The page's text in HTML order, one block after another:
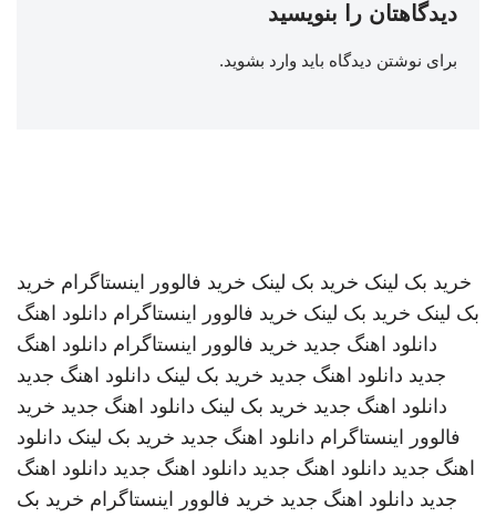
دیدگاهتان را بنویسید
برای نوشتن دیدگاه باید وارد بشوید.
خرید بک لینک خرید بک لینک خرید فالوور اینستاگرام خرید
بک لینک خرید بک لینک خرید فالوور اینستاگرام دانلود اهنگ
دانلود اهنگ جدید خرید فالوور اینستاگرام دانلود اهنگ
جدید دانلود اهنگ جدید خرید بک لینک دانلود اهنگ جدید
دانلود اهنگ جدید خرید بک لینک دانلود اهنگ جدید خرید
فالوور اینستاگرام دانلود اهنگ جدید خرید بک لینک دانلود
اهنگ جدید دانلود اهنگ جدید دانلود اهنگ جدید دانلود اهنگ
جدید دانلود اهنگ جدید خرید فالوور اینستاگرام خرید بک